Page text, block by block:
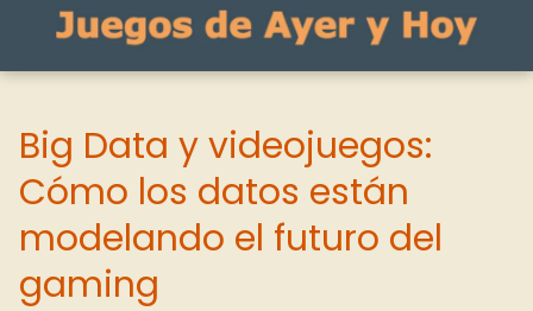
Big Data y videojuegos:
Cómo los datos están
modelando el futuro del
gaming